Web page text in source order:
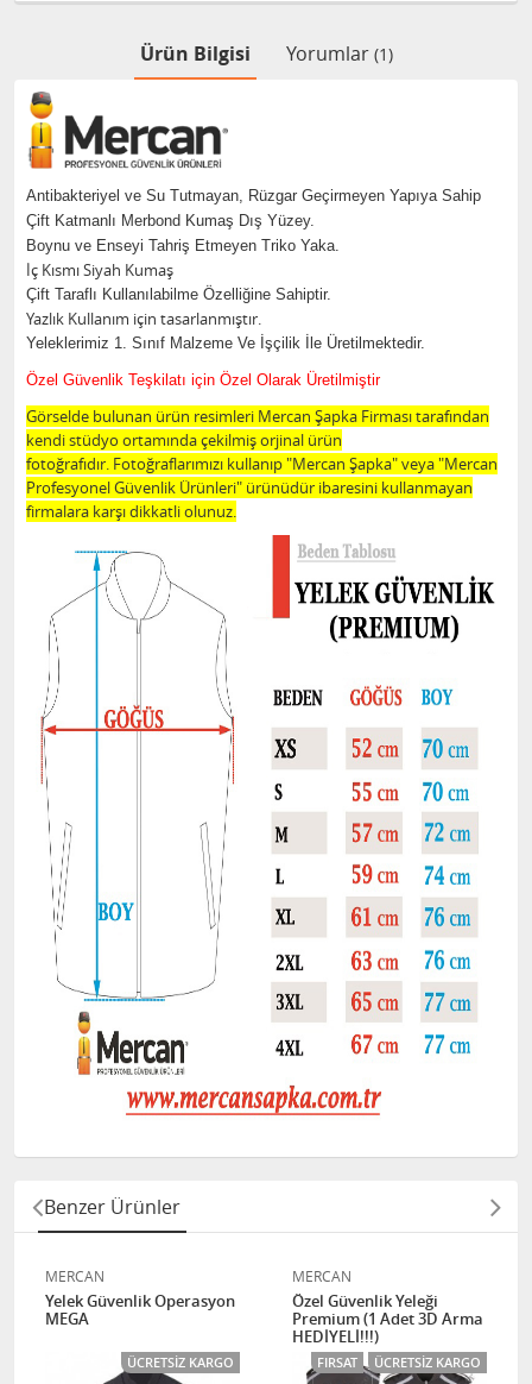
Ürün Bilgisi Yorumlar (1)
Antibakteriyel ve Su Tutmayan, Rüzgar Geçirmeyen Yapıya Sahip
Çift Katmanlı Merbond Kumaş Dış Yüzey.
Boynu ve Enseyi Tahriş Etmeyen Triko Yaka.
İç Kısmı Siyah Kumaş
Çift Taraflı Kullanılabilme Özelliğine Sahiptir.
Yazlık Kullanım için tasarlanmıştır.
Yeleklerimiz 1. Sınıf Malzeme Ve İşçilik İle Üretilmektedir.
Özel Güvenlik Teşkilatı için Özel Olarak Üretilmiştir
Görselde bulunan ürün resimleri Mercan Şapka Firması tarafından
kendi stüdyo ortamında çekilmiş orjinal ürün
fotoğrafıdır. Fotoğraflarımızı kullanıp "Mercan Şapka" veya "Mercan
Profesyonel Güvenlik Ürünleri" ürünüdür ibaresini kullanmayan
firmalara karşı dikkatli olunuz.
Benzer Ürünler
MERCAN
Yelek Güvenlik Operasyon
MEGA
ÜCRETSIZ KARGO
MERCAN
Özel Güvenlik Yeleği
Premium (1 Adet 3D Arma
HEDİYELİ!!!)
FIRSAT ÜCRETSIZ KARGO